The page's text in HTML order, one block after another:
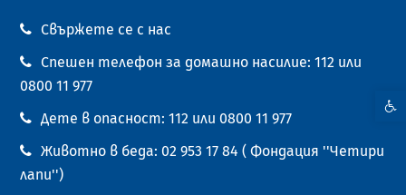
Свържете се с нас
Спешен телефон за домашно насилие: 112 или
0800 11 977
Дете в опасност: 112 или 0800 11 977
Животно в беда: 02 953 17 84 ( Фондация ''Четири
лапи'')